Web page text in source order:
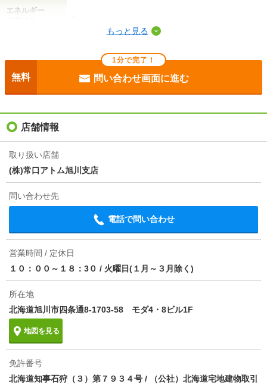
エネルギー
目安光熱費
入居
損保 2.15万円2年
保証会社
更新料：10，000円（1年毎）
ほか初期費用
０円税込 ペット消臭料 ２７５００円税込 ペット
礼金 １ヶ月）
その他諸費用
分解清掃 ２２０００円／退去時 ２４時間管理費
１１００円／月額
情報更新日
次回更新予定日
もっと見る
1分で完了！
無料 問い合わせ画面に進む
店舗情報
取り扱い店舗
(株)常口アトム旭川支店
問い合わせ先
電話で問い合わせ
営業時間 / 定休日
１０：００～１８：3０ / 火曜日(１月～３月除く)
所在地
北海道旭川市四条通8-1703-58 モダ4・8ビル1F
地図を見る
免許番号
北海道知事石狩（３）第７９３４号 / （公社）北海道宅地建物取引